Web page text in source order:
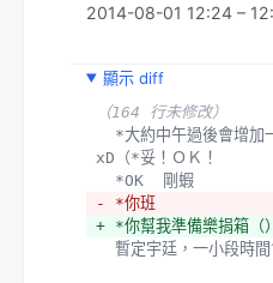
2014-08-01 12:24 –
顯示 diff
（164 行未修改）
xD（*妥！ＯＫ！
  *OK  剛蝦
- *你班
+ *你幫我準備樂捐箱（）
暫定宇廷，一小段時